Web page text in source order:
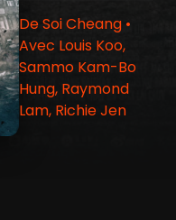
De Soi Cheang •
Avec Louis Koo,
Sammo Kam-Bo
Hung, Raymond
Lam, Richie Jen